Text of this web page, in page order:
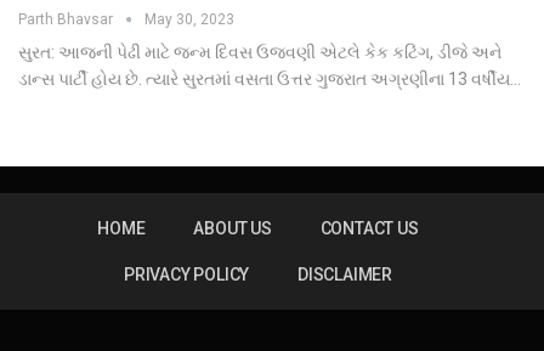
Parth Bhavsar May 30, 2023
સુરત: આજની પેઢી માટે જન્મ દિવસ ઉજવણી એટલે કેક કટિંગ, ડીજે અને
ડાન્સ પાર્ટી હોય છે. ત્યારે સુરતમાં વસતા ઉત્તર ગુજરાત અગ્રણીના 13 વર્ષીય…
HOME ABOUT US CONTACT US
PRIVACY POLICY DISCLAIMER